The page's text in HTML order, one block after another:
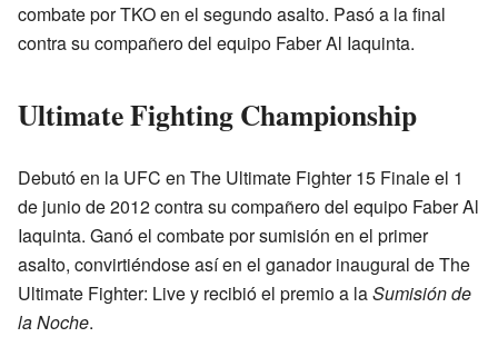
combate por TKO en el segundo asalto. Pasó a la final
contra su compañero del equipo Faber Al Iaquinta.
Ultimate Fighting Championship
Debutó en la UFC en The Ultimate Fighter 15 Finale el 1
de junio de 2012 contra su compañero del equipo Faber Al
Iaquinta. Ganó el combate por sumisión en el primer
asalto, convirtiéndose así en el ganador inaugural de The
Ultimate Fighter: Live y recibió el premio a laSumisión de
la Noche.